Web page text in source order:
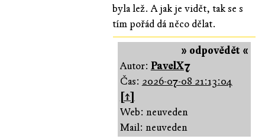
byla lež. A jak je vidět, tak se s
tím pořád dá něco dělat.
» odpovědět «
Autor: PavelX7
Čas: 2026-07-08 21:13:04
[↑]
Web: neuveden
Mail: neuveden